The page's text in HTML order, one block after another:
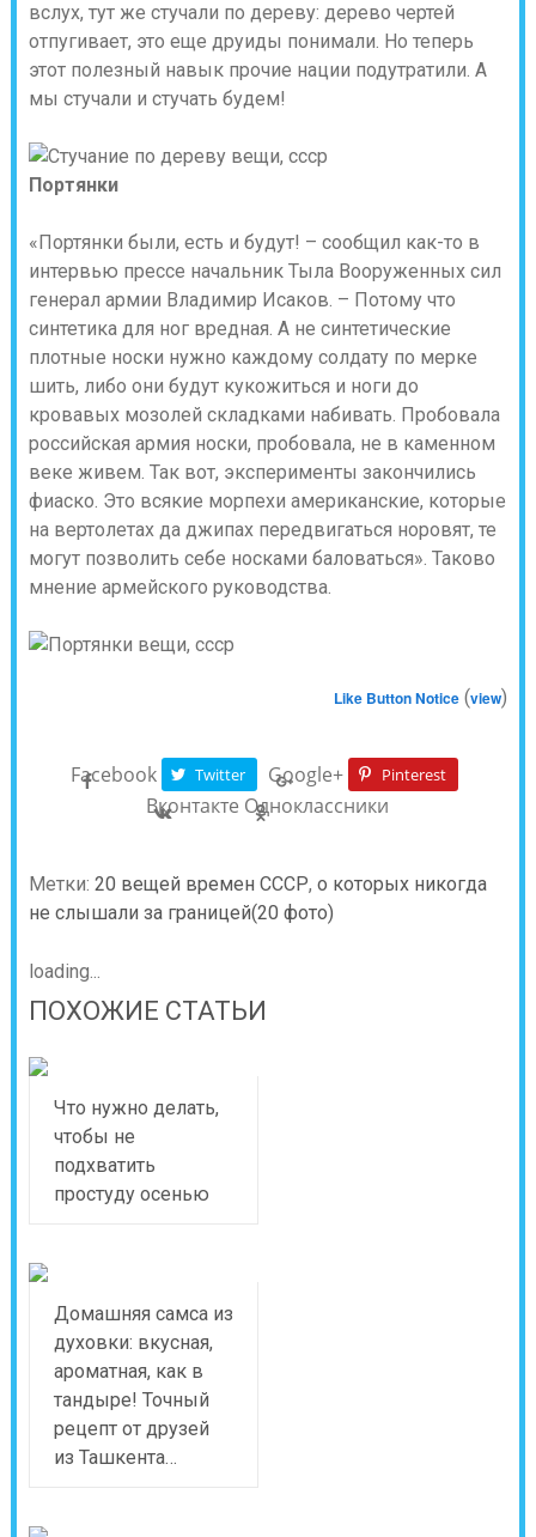
вслух, тут же стучали по дереву: дерево чертей
отпугивает, это еще друиды понимали. Но теперь
этот полезный навык прочие нации подутратили. А
мы стучали и стучать будем!
Портянки
«Портянки были, есть и будут! – сообщил как-то в
интервью прессе начальник Тыла Вооруженных сил
генерал армии Владимир Исаков. – Потому что
синтетика для ног вредная. А не синтетические
плотные носки нужно каждому солдату по мерке
шить, либо они будут кукожиться и ноги до
кровавых мозолей складками набивать. Пробовала
российская армия носки, пробовала, не в каменном
веке живем. Так вот, эксперименты закончились
фиаско. Это всякие морпехи американские, которые
на вертолетах да джипах передвигаться норовят, те
могут позволить себе носками баловаться». Таково
мнение армейского руководства.
Like Button Notice (view)
Facebook Twitter Google+ Pinterest
Вконтакте Одноклассники
Метки: 20 вещей времен СССР, о которых никогда
не слышали за границей(20 фото)
loading...
ПОХОЖИЕ СТАТЬИ
Что нужно делать,
чтобы не
подхватить
простуду осенью
Домашняя самса из
духовки: вкусная,
ароматная, как в
тандыре! Точный
рецепт от друзей
из Ташкента…